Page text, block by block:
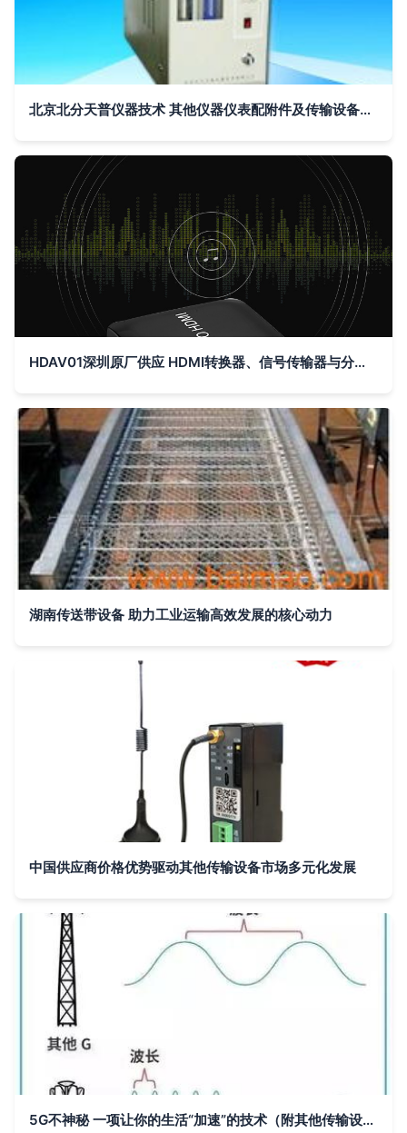
北京北分天普仪器技术 其他仪器仪表配附件及传输设备产品概览
HDAV01深圳原厂供应 HDMI转换器、信号传输器与分配器产品的深耕之道
湖南传送带设备 助力工业运输高效发展的核心动力
中国供应商价格优势驱动其他传输设备市场多元化发展
5G不神秘 一项让你的生活“加速”的技术（附其他传输设备科普）